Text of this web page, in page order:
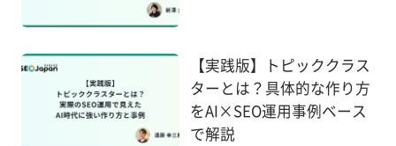
【実践版】トピッククラス
ターとは？具体的な作り方
をAI×SEO運用事例ベース
で解説